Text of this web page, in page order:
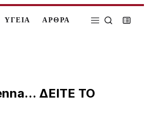
ΥΓΕΙΑ ΑΡΘΡΑ
ΔΕΙΤΕ ΤΟ